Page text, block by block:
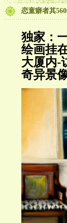
恋童癖者其
独家：
绘画挂
大厦内-
奇异景像